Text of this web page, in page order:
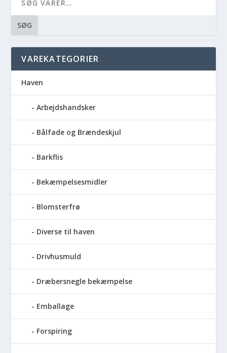
SØG
VAREKATEGORIER
Haven
Arbejdshandsker
Bålfade og Brændeskjul
Barkflis
Bekæmpelsesmidler
Blomsterfrø
Diverse til haven
Drivhusmuld
Dræbersnegle bekæmpelse
Emballage
Forspiring